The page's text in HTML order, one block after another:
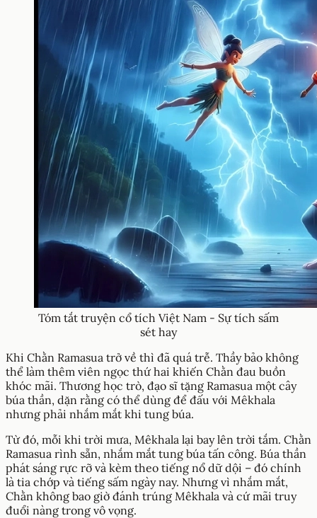
Tóm tắt truyện cổ tích Việt Nam - Sự tích sấm
sét hay
Khi Chằn Ramasua trở về thì đã quá trễ. Thầy bảo không
thể làm thêm viên ngọc thứ hai khiến Chằn đau buồn
khóc mãi. Thương học trò, đạo sĩ tặng Ramasua một cây
búa thần, dặn rằng có thể dùng để đấu với Mêkhala
nhưng phải nhắm mắt khi tung búa.
Từ đó, mỗi khi trời mưa, Mêkhala lại bay lên trời tắm. Chằn
Ramasua rình sẵn, nhắm mắt tung búa tấn công. Búa thần
phát sáng rực rỡ và kèm theo tiếng nổ dữ dội – đó chính
là tia chớp và tiếng sấm ngày nay. Nhưng vì nhắm mắt,
Chằn không bao giờ đánh trúng Mêkhala và cứ mãi truy
đuổi nàng trong vô vọng.